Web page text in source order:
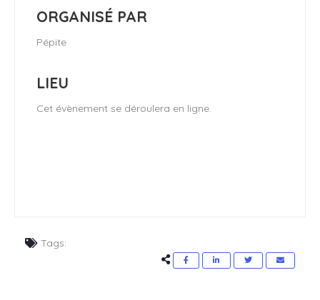
ORGANISÉ PAR
Pépite
LIEU
Cet évènement se déroulera en ligne.
Tags: